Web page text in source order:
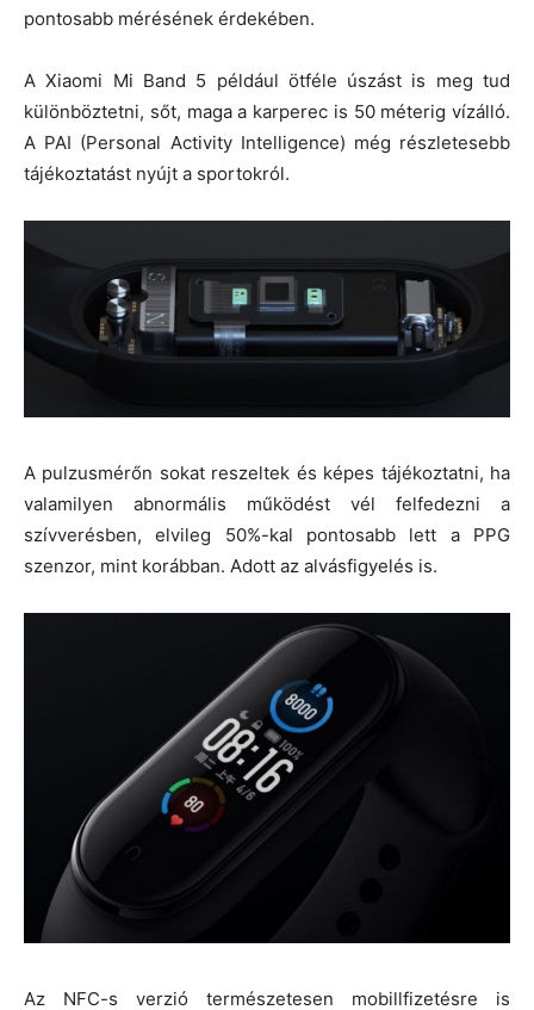
pontosabb mérésének érdekében.
A Xiaomi Mi Band 5 például ötféle úszást is meg tud
különböztetni, sőt, maga a karperec is 50 méterig vízálló.
A PAI (Personal Activity Intelligence) még részletesebb
tájékoztatást nyújt a sportokról.
A pulzusmérőn sokat reszeltek és képes tájékoztatni, ha
valamilyen abnormális működést vél felfedezni a
szívverésben, elvileg 50%-kal pontosabb lett a PPG
szenzor, mint korábban. Adott az alvásfigyelés is.
Az NFC-s verzió természetesen mobillfizetésre is